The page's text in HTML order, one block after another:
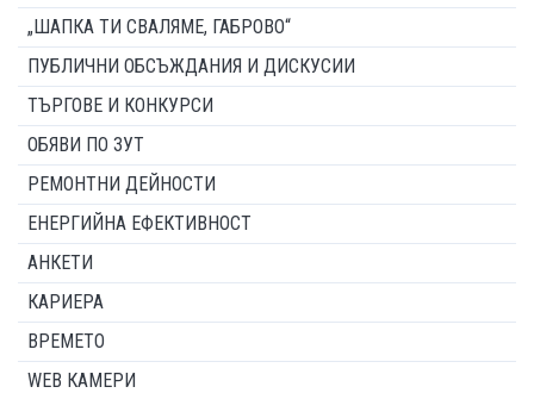
„ШАПКА ТИ СВАЛЯМЕ, ГАБРОВО“
ПУБЛИЧНИ ОБСЪЖДАНИЯ И ДИСКУСИИ
ТЪРГОВЕ И КОНКУРСИ
ОБЯВИ ПО ЗУТ
РЕМОНТНИ ДЕЙНОСТИ
ЕНЕРГИЙНА ЕФЕКТИВНОСТ
АНКЕТИ
КАРИЕРА
ВРЕМЕТО
WEB КАМЕРИ